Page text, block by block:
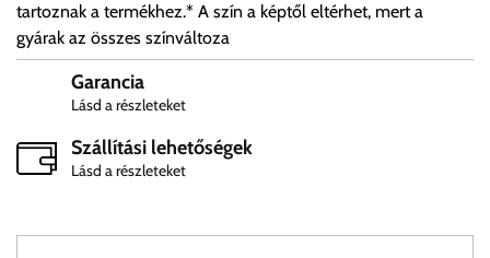
tartoznak a termékhez.* A szín a képtől eltérhet, mert a
gyárak az összes színváltoza
Garancia
Lásd a részleteket
Szállítási lehetőségek
Lásd a részleteket